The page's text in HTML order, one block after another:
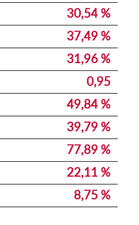
30,54 %
37,49 %
31,96 %
0,95
49,84 %
39,79 %
77,89 %
22,11 %
8,75 %